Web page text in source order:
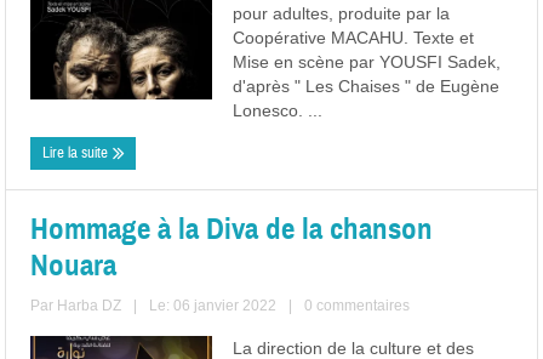
pour adultes, produite par la
Coopérative MACAHU. Texte et
Mise en scène par YOUSFI Sadek,
d'après " Les Chaises " de Eugène
Lonesco. ...
Lire la suite
Hommage à la Diva de la chanson
Nouara
Par Harba DZ Le: 06 janvier 2022 0 commentaires
La direction de la culture et des